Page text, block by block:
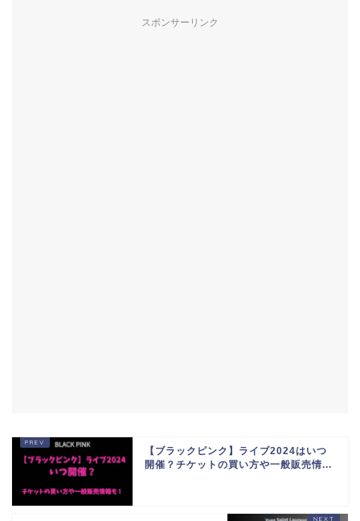
スポンサーリンク
【ブラックピンク】ライブ2024はいつ
開催？チケットの買い方や一般販売情...